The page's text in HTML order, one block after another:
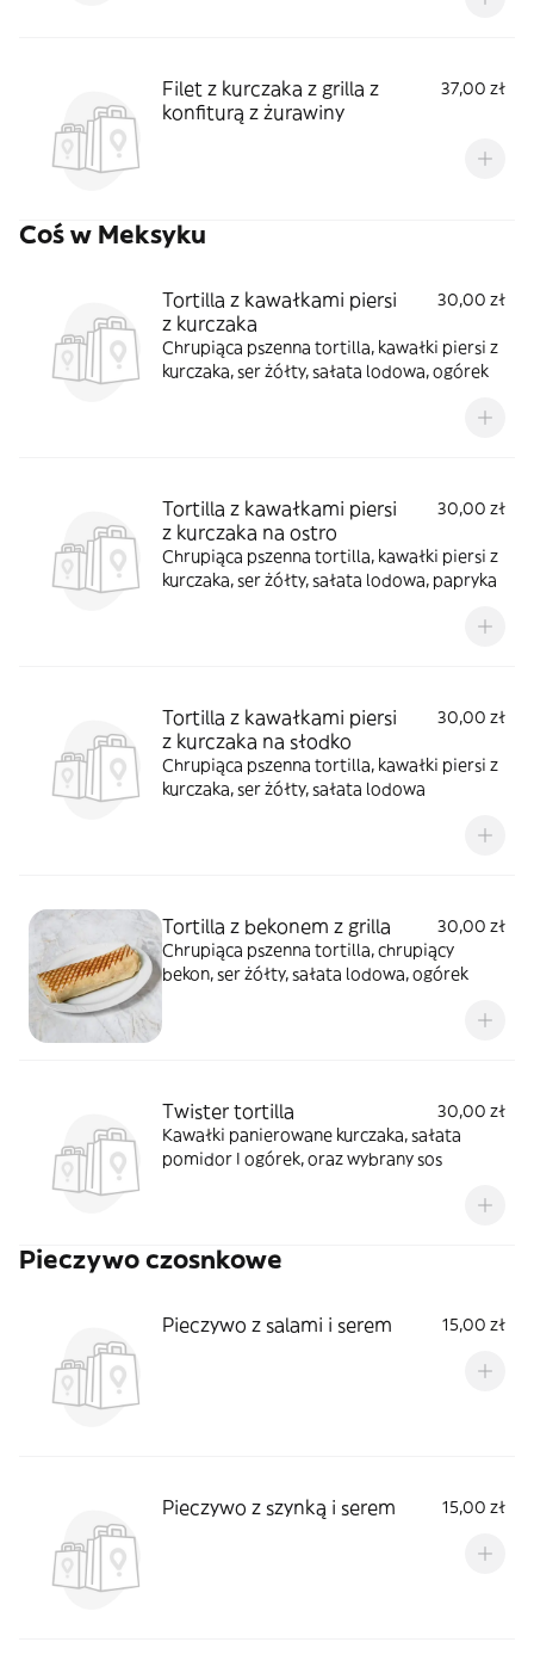
Filet z kurczaka z grilla z
konfiturą z żurawiny
37,00 zł
Coś w Meksyku
Tortilla z kawałkami piersi
z kurczaka
30,00 zł
Chrupiąca pszenna tortilla, kawałki piersi z
kurczaka, ser żółty, sałata lodowa, ogórek
Tortilla z kawałkami piersi
z kurczaka na ostro
30,00 zł
Chrupiąca pszenna tortilla, kawałki piersi z
kurczaka, ser żółty, sałata lodowa, papryka
Tortilla z kawałkami piersi
z kurczaka na słodko
30,00 zł
Chrupiąca pszenna tortilla, kawałki piersi z
kurczaka, ser żółty, sałata lodowa
Tortilla z bekonem z grilla
30,00 zł
Chrupiąca pszenna tortilla, chrupiący
bekon, ser żółty, sałata lodowa, ogórek
Twister tortilla
30,00 zł
Kawałki panierowane kurczaka, sałata
pomidor I ogórek, oraz wybrany sos
Pieczywo czosnkowe
Pieczywo z salami i serem 15,00 zł
Pieczywo z szynką i serem 15,00 zł